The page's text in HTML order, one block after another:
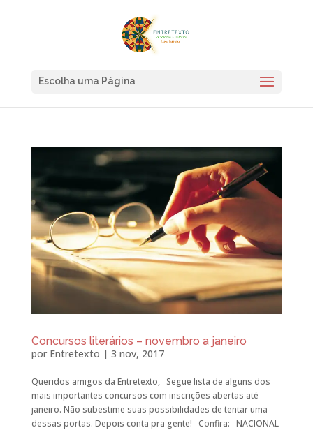
Escolha uma Página
Concursos literários – novembro a janeiro
por Entretexto | 3 nov, 2017
Queridos amigos da Entretexto, Segue lista de alguns dos
mais importantes concursos com inscrições abertas até
janeiro. Não subestime suas possibilidades de tentar uma
dessas portas. Depois conta pra gente! Confira: NACIONAL